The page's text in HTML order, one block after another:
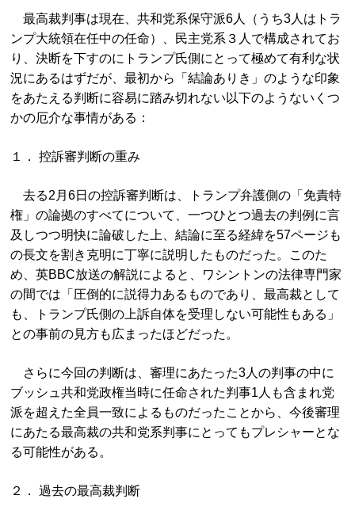
最高裁判事は現在、共和党系保守派6人（うち3人はトラ
ンプ大統領在任中の任命）、民主党系３人で構成されてお
り、決断を下すのにトランプ氏側にとって極めて有利な状
況にあるはずだが、最初から「結論ありき」のような印象
をあたえる判断に容易に踏み切れない以下のようないくつ
かの厄介な事情がある：
１． 控訴審判断の重み
去る2月6日の控訴審判断は、トランプ弁護側の「免責特
権」の論拠のすべてについて、一つひとつ過去の判例に言
及しつつ明快に論破した上、結論に至る経緯を57ページも
の長文を割き克明に丁寧に説明したものだった。このた
め、英BBC放送の解説によると、ワシントンの法律専門家
の間では「圧倒的に説得力あるものであり、最高裁として
も、トランプ氏側の上訴自体を受理しない可能性もある」
との事前の見方も広まったほどだった。
さらに今回の判断は、審理にあたった3人の判事の中に
ブッシュ共和党政権当時に任命された判事1人も含まれ党
派を超えた全員一致によるものだったことから、今後審理
にあたる最高裁の共和党系判事にとってもプレシャーとな
る可能性がある。
２． 過去の最高裁判断